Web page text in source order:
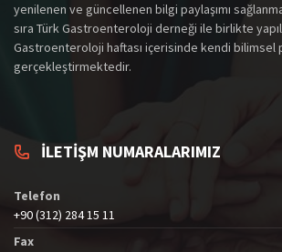
yenilenen ve güncellenen bilgi paylaşımı
sıra Türk Gastroenteroloji derneği ile birlikte
Gastroenteroloji haftası içerisinde kendi bilimsel
gerçekleştirmektedir.
İLETİŞM NUMARALARIMIZ
Telefon
+90 (312) 284 15 11
Fax